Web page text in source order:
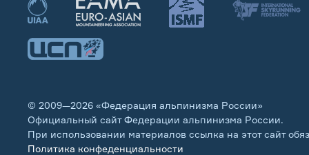
© 2009—2026 «Федерация альпинизма России»
Официальный сайт Федерации альпинизма России.
При использовании материалов ссылка на этот сайт
Политика конфеденциальности